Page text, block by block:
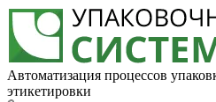
Автоматизация процессов
этикетировки